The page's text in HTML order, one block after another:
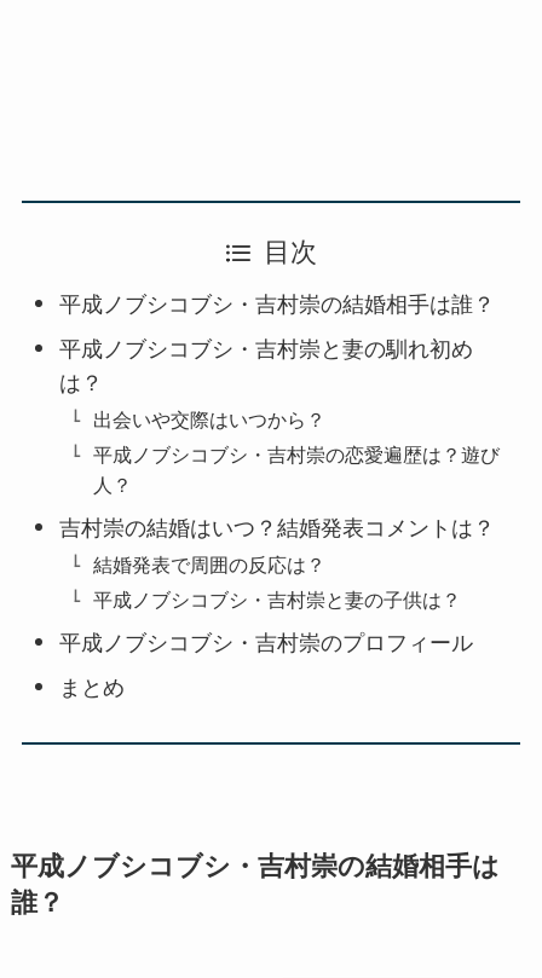
目次
平成ノブシコブシ・吉村崇の結婚相手は誰？
平成ノブシコブシ・吉村崇と妻の馴れ初め
は？
出会いや交際はいつから？
平成ノブシコブシ・吉村崇の恋愛遍歴は？遊び
人？
吉村崇の結婚はいつ？結婚発表コメントは？
結婚発表で周囲の反応は？
平成ノブシコブシ・吉村崇と妻の子供は？
平成ノブシコブシ・吉村崇のプロフィール
まとめ
平成ノブシコブシ・吉村崇の結婚相手は
誰？